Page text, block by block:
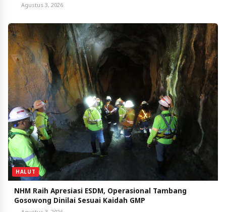
Agustus 3, 2026
HALUT
NHM Raih Apresiasi ESDM, Operasional Tambang
Gosowong Dinilai Sesuai Kaidah GMP